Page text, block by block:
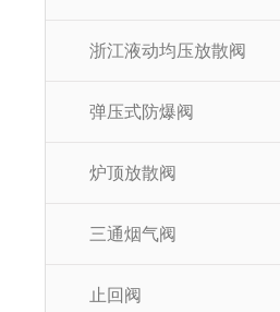
浙江液动均压放散阀
弹压式防爆阀
炉顶放散阀
三通烟气阀
止回阀